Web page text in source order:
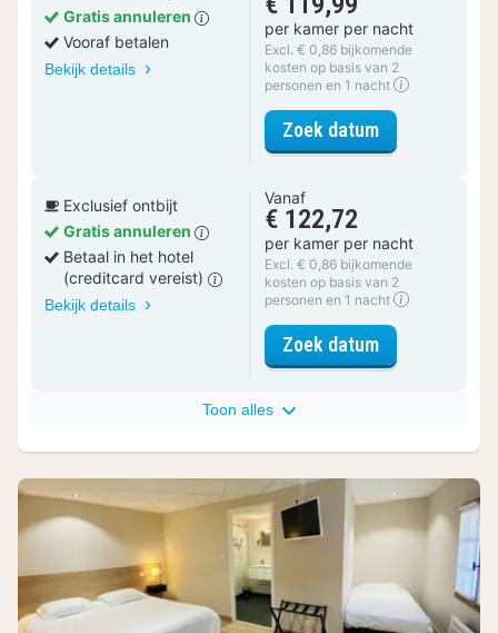
Gratis annuleren
Vooraf betalen
Bekijk details
per kamer per nacht
Excl. € 0,86 bijkomende
kosten op basis van 2
personen en 1 nacht
Zoek datumvoor Comfort
Exclusief ontbijt
Gratis annuleren
Betaal in het hotel
(creditcard vereist)
Bekijk details
Vanaf
€ 122,72
per kamer per nacht
Excl. € 0,86 bijkomende
kosten op basis van 2
personen en 1 nacht
Zoek datumvoor Comfort
Toon alles